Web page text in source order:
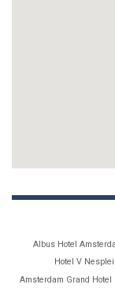
Albus Hotel
Hotel V
Amsterdam Grand Hotel